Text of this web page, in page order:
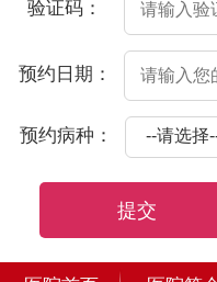
验证码：
预约日期：
预约病种：
提交